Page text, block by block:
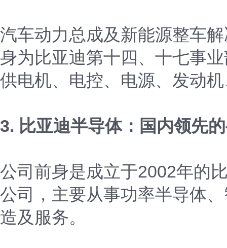
汽车动力总成及新能源整车
身为比亚迪第十四、十七事
供电机、电控、电源、发动
3. 比亚迪半导体：国内领先
公司前身是成立于2002年的
公司，主要从事功率半导体
造及服务。